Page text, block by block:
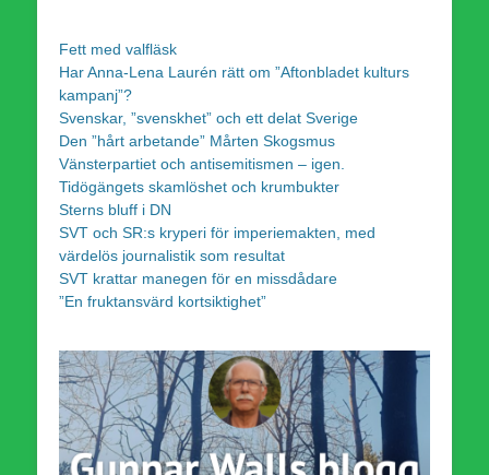
Fett med valfläsk
Har Anna-Lena Laurén rätt om ”Aftonbladet kulturs
kampanj”?
Svenskar, ”svenskhet” och ett delat Sverige
Den ”hårt arbetande” Mårten Skogsmus
Vänsterpartiet och antisemitismen – igen.
Tidögängets skamlöshet och krumbukter
Sterns bluff i DN
SVT och SR:s kryperi för imperiemakten, med
värdelös journalistik som resultat
SVT krattar manegen för en missdådare
”En fruktansvärd kortsiktighet”